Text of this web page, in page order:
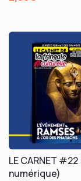
LE CARNET
numérique)